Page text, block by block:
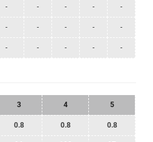
- - - - -
- - - - -
- - - - -
3 4 5
0.8 0.8 0.8